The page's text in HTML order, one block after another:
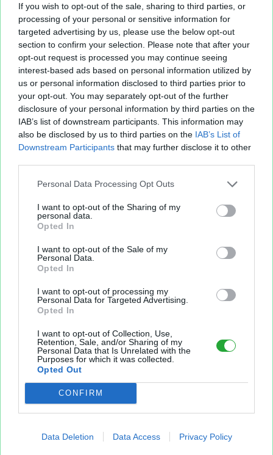
If you wish to opt-out of the sale, sharing to third parties, or
processing of your personal or sensitive information for
targeted advertising by us, please use the below opt-out
section to confirm your selection. Please note that after your
opt-out request is processed you may continue seeing
interest-based ads based on personal information utilized by
us or personal information disclosed to third parties prior to
your opt-out. You may separately opt-out of the further
disclosure of your personal information by third parties on the
IAB’s list of downstream participants. This information may
also be disclosed by us to third parties on the IAB’s List of
Downstream Participants that may further disclose it to other
Personal Data Processing Opt Outs
I want to opt-out of the Sharing of my
personal data.
Opted In
I want to opt-out of the Sale of my
Personal Data.
Opted In
I want to opt-out of processing my
Personal Data for Targeted Advertising.
Opted In
I want to opt-out of Collection, Use,
Retention, Sale, and/or Sharing of my
Personal Data that Is Unrelated with the
Purposes for which it was collected.
Opted Out
CONFIRM
Data Deletion Data Access Privacy Policy
Sur le même sujet..
niveau unitaire
Partager le fichier
Lien court vers la page de téléchargement du fichier: